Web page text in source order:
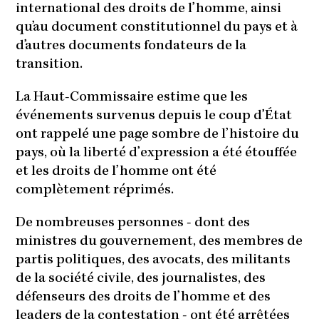
international des droits de l’homme, ainsi
qu’au document constitutionnel du pays et à
d’autres documents fondateurs de la
transition.
La Haut-Commissaire estime que les
événements survenus depuis le coup d’État
ont rappelé une page sombre de l’histoire du
pays, où la liberté d’expression a été étouffée
et les droits de l’homme ont été
complètement réprimés.
De nombreuses personnes - dont des
ministres du gouvernement, des membres de
partis politiques, des avocats, des militants
de la société civile, des journalistes, des
défenseurs des droits de l’homme et des
leaders de la contestation - ont été arrêtées